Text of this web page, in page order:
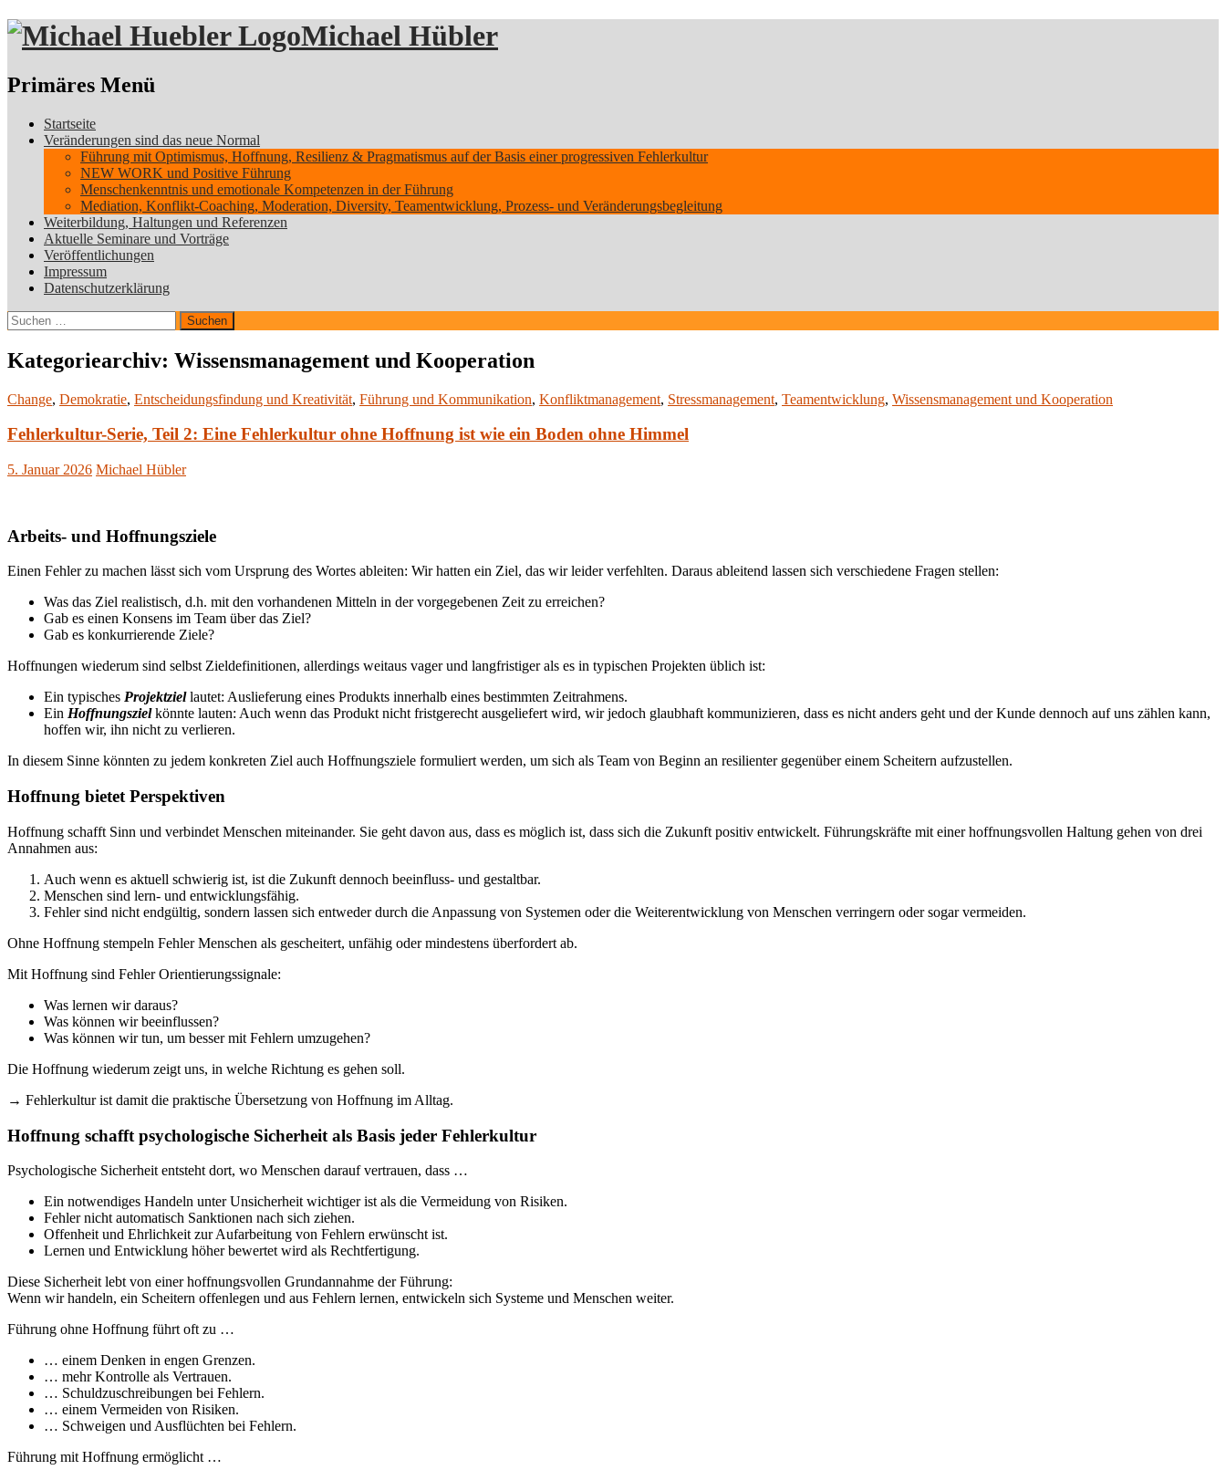
Michael Hübler
Suchen
Primäres Menü
Zum
Inhalt
Startseite
Veränderungen sind das neue Normal
Führung mit Optimismus, Hoffnung, Resilienz & Pragmatismus auf der Basis einer progressiven Fehlerkultur
NEW WORK und Positive Führung
Menschenkenntnis und emotionale Kompetenzen in der Führung
Mediation, Konflikt-Coaching, Moderation, Diversity, Teamentwicklung, Prozess- und Veränderungsbegleitung
Weiterbildung, Haltungen und Referenzen
Aktuelle Seminare und Vorträge
Veröffentlichungen
Impressum
Datenschutzerklärung
Suchen
nach:
Kategoriearchiv: Wissensmanagement und Kooperation
Change, Demokratie, Entscheidungsfindung und Kreativität, Führung und Kommunikation, Konfliktmanagement, Stressmanagement, Teamentwicklung, Wissensmanagement und Kooperation
Fehlerkultur-Serie, Teil 2: Eine Fehlerkultur ohne Hoffnung ist wie ein Boden ohne Himmel
5. Januar 2026 Michael Hübler
Arbeits- und Hoffnungsziele
Einen Fehler zu machen lässt sich vom Ursprung des Wortes ableiten: Wir hatten ein Ziel, das wir leider verfehlten. Daraus ableitend lassen sich verschiedene Fragen stellen:
Was das Ziel realistisch, d.h. mit den vorhandenen Mitteln in der vorgegebenen Zeit zu erreichen?
Gab es einen Konsens im Team über das Ziel?
Gab es konkurrierende Ziele?
Hoffnungen wiederum sind selbst Zieldefinitionen, allerdings weitaus vager und langfristiger als es in typischen Projekten üblich ist:
Ein typisches Projektziellautet: Auslieferung eines Produkts innerhalb eines bestimmten Zeitrahmens.
Ein Hoffnungszielkönnte lauten: Auch wenn das Produkt nicht fristgerecht ausgeliefert wird, wir jedoch glaubhaft kommunizieren, dass es nicht anders geht und der Kunde dennoch auf uns zählen kann,
hoffen wir, ihn nicht zu verlieren.
In diesem Sinne könnten zu jedem konkreten Ziel auch Hoffnungsziele formuliert werden, um sich als Team von Beginn an resilienter gegenüber einem Scheitern aufzustellen.
Hoffnung bietet Perspektiven
Hoffnung schafft Sinn und verbindet Menschen miteinander. Sie geht davon aus, dass es möglich ist, dass sich die Zukunft positiv entwickelt. Führungskräfte mit einer hoffnungsvollen Haltung gehen von drei
Annahmen aus:
Auch wenn es aktuell schwierig ist, ist die Zukunft dennoch beeinfluss- und gestaltbar.
Menschen sind lern- und entwicklungsfähig.
Fehler sind nicht endgültig, sondern lassen sich entweder durch die Anpassung von Systemen oder die Weiterentwicklung von Menschen verringern oder sogar vermeiden.
Ohne Hoffnung stempeln Fehler Menschen als gescheitert, unfähig oder mindestens überfordert ab.
Mit Hoffnung sind Fehler Orientierungssignale:
Was lernen wir daraus?
Was können wir beeinflussen?
Was können wir tun, um besser mit Fehlern umzugehen?
Die Hoffnung wiederum zeigt uns, in welche Richtung es gehen soll.
→ Fehlerkultur ist damit die praktische Übersetzung von Hoffnung im Alltag.
Hoffnung schafft psychologische Sicherheit als Basis jeder Fehlerkultur
Psychologische Sicherheit entsteht dort, wo Menschen darauf vertrauen, dass …
Ein notwendiges Handeln unter Unsicherheit wichtiger ist als die Vermeidung von Risiken.
Fehler nicht automatisch Sanktionen nach sich ziehen.
Offenheit und Ehrlichkeit zur Aufarbeitung von Fehlern erwünscht ist.
Lernen und Entwicklung höher bewertet wird als Rechtfertigung.
Diese Sicherheit lebt von einer hoffnungsvollen Grundannahme der Führung:
Wenn wir handeln, ein Scheitern offenlegen und aus Fehlern lernen, entwickeln sich Systeme und Menschen weiter.
Führung ohne Hoffnung führt oft zu …
… einem Denken in engen Grenzen.
… mehr Kontrolle als Vertrauen.
… Schuldzuschreibungen bei Fehlern.
… einem Vermeiden von Risiken.
… Schweigen und Ausflüchten bei Fehlern.
Führung mit Hoffnung ermöglicht …